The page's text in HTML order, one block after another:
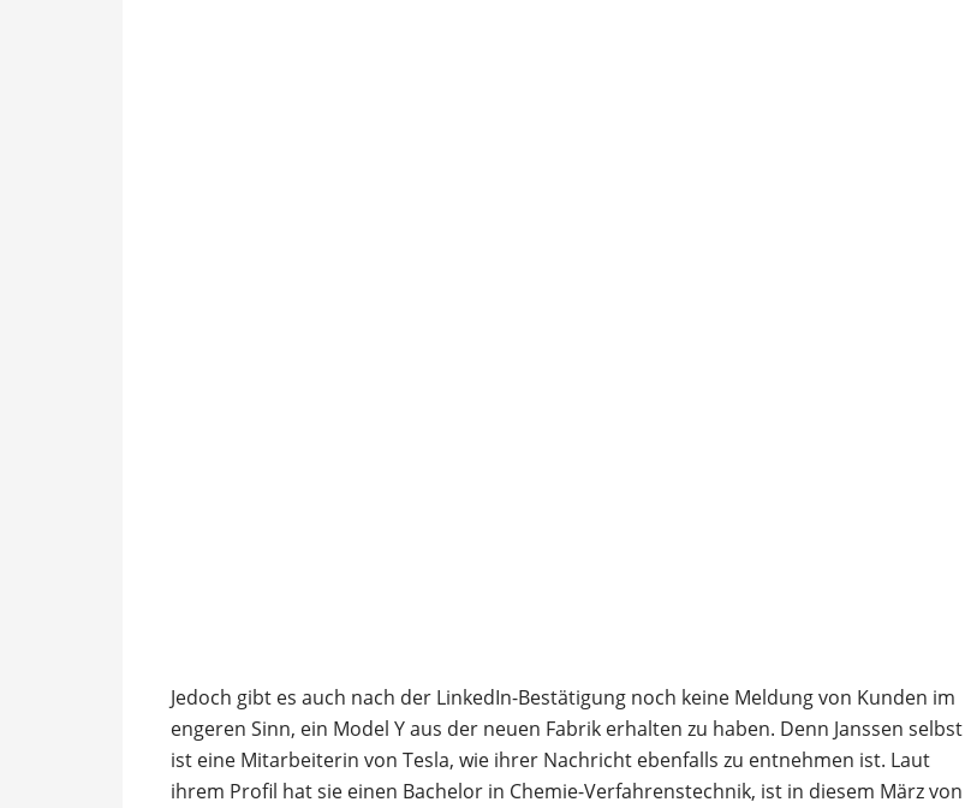
Jedoch gibt es auch nach der LinkedIn-Bestätigung noch keine Meldung von Kunden im
engeren Sinn, ein Model Y aus der neuen Fabrik erhalten zu haben. Denn Janssen selbst
ist eine Mitarbeiterin von Tesla, wie ihrer Nachricht ebenfalls zu entnehmen ist. Laut
ihrem Profil hat sie einen Bachelor in Chemie-Verfahrenstechnik, ist in diesem März von